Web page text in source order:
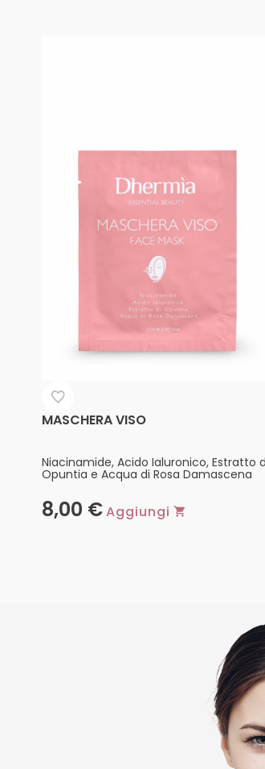
MASCHERA VISO
Niacinamide, Acido Ialuronico, Estratto
Opuntia e Acqua di Rosa Damascena
8,00 €Aggiungi